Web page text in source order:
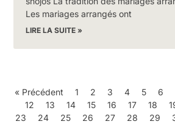
Les mariages arrangés ont
LIRE LA SUITE »
« Précédent 1 2 3 4 5 6
12
13 14 15 16 17 18
23
24 25 26 27 28 29